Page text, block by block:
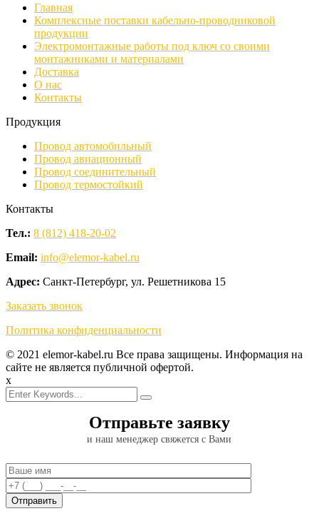
Главная
Комплексные поставки кабельно-проводниковой
продукции
Электромонтажные работы под ключ со своими
монтажниками и материалами
Доставка
О нас
Контакты
Продукция
Провод автомобильный
Провод авиационный
Провод соединительный
Провод термостойкий
Контакты
Тел.: 8 (812) 418-20-02
Email: info@elemor-kabel.ru
Адрес: Санкт-Петербург, ул. Решетникова 15
Заказать звонок
Политика конфиденциальности
© 2021 elemor-kabel.ru Все права защищены. Информация на
сайте не является публичной офертой.
x
Отправьте заявку
и наш менеджер свяжется с Вами